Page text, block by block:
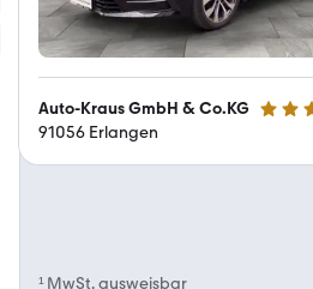
Auto-Kraus GmbH & Co.KG 4.3
91056 Erlangen
¹MwSt. ausweisbar